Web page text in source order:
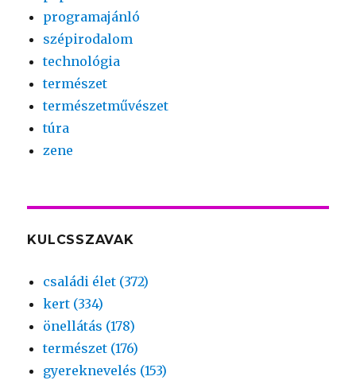
programajánló
szépirodalom
technológia
természet
természetművészet
túra
zene
KULCSSZAVAK
családi élet (372)
kert (334)
önellátás (178)
természet (176)
gyereknevelés (153)